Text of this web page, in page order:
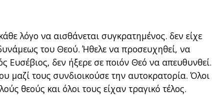
λόγο να αισθάνεται συγκρατημένος. δεν είχε
του Θεού. Ήθελε να προσευχηθεί, να
Ευσέβιος, δεν ήξερε σε ποιόν Θεό να απευθυνθεί.
μαζί τους συνδιοικούσε την αυτοκρατορία. Όλοι
θεούς και όλοι τους είχαν τραγικό τέλος.